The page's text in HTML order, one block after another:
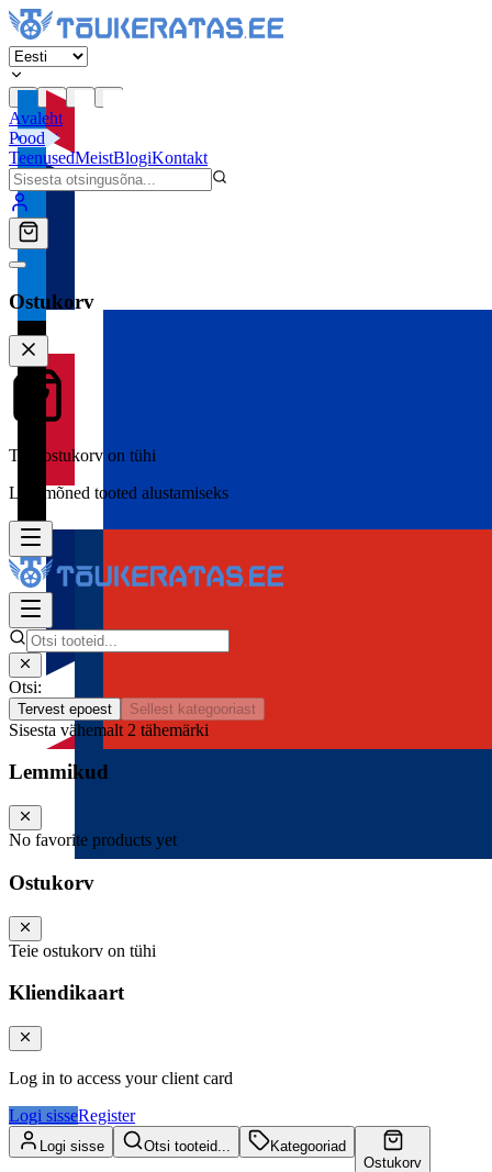
Avaleht
Pood
TeenusedMeistBlogiKontakt
Ostukorv
Teie ostukorv on tühi
Lisa mõned tooted alustamiseks
Otsi:
Tervest epoest Sellest kategooriast
Sisesta vähemalt 2 tähemärki
Lemmikud
No favorite products yet
Ostukorv
Teie ostukorv on tühi
Kliendikaart
Log in to access your client card
Logi sisseRegister
Logi sisse Otsi tooteid...
Kategooriad
Ostukorv